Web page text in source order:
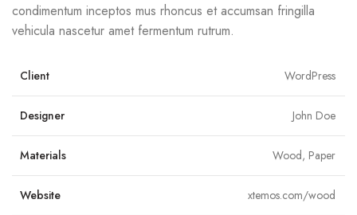
condimentum inceptos mus rhoncus et accumsan fringilla
vehicula nascetur amet fermentum rutrum.
Client WordPress
Designer John Doe
Materials Wood, Paper
Website xtemos.com/wood